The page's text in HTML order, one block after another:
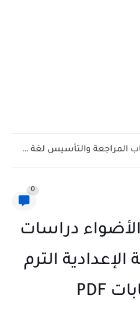
كراسة الإملاء Dictation Booklet كتاب Gem للصف الأول الثانوي...
0
دراسات
الترم